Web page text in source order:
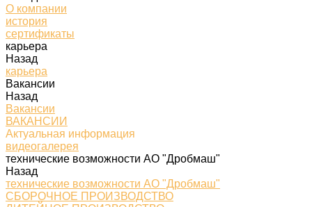
О компании
история
сертификаты
карьера
Назад
карьера
Вакансии
Назад
Вакансии
ВАКАНСИИ
Актуальная информация
видеогалерея
технические возможности АО "Дробмаш"
Назад
технические возможности АО "Дробмаш"
СБОРОЧНОЕ ПРОИЗВОДСТВО